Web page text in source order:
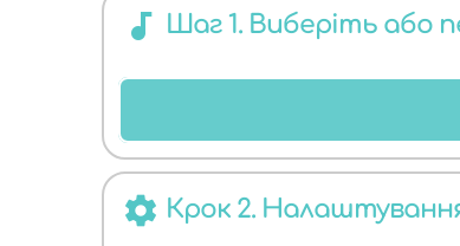
ДЛЯ БУДЬ-
audiotrack Шаг 1. Виберіть або
settings Крок 2.